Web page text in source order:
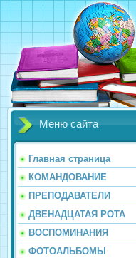
Меню сайта
Главная страница
КОМАНДОВАНИЕ
ПРЕПОДАВАТЕЛИ
ДВЕНАДЦАТАЯ РОТА
ВОСПОМИНАНИЯ
ФОТОАЛЬБОМЫ